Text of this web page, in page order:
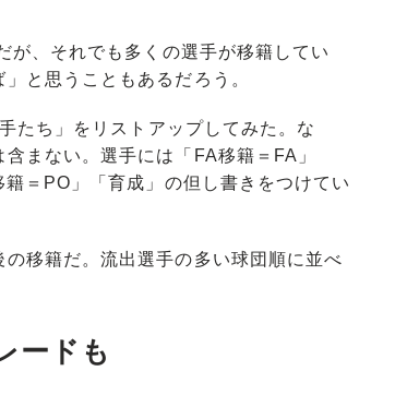
、それでも多くの選手が移籍してい
と思うこともあるだろう。
たち」をリストアップしてみた。な
まない。選手には「FA移籍＝FA」
＝PO」「育成」の但し書きをつけてい
移籍だ。流出選手の多い球団順に並べ
ードも